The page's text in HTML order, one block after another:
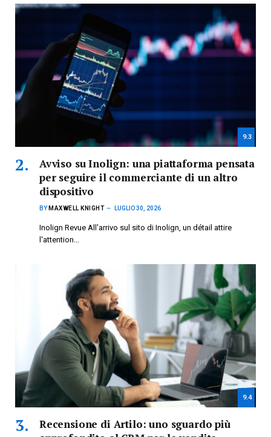
9.3
Avviso su Inolign: una piattaforma pensata
per seguire il commerciante di un altro
dispositivo
BY MAXWELL KNIGHT LUGLIO 30, 2026
Inolign Revue All'arrivo sul sito di Inolign, un détail attire
l'attention...
9.4
Recensione di Artilo: uno sguardo più